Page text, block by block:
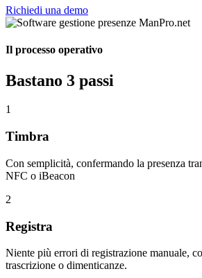
Richiedi una demo
Il processo operativo
Bastano 3 passi
1
Timbra
Con semplicità, confermando la presenza
NFC o iBeacon
2
Registra
Niente più errori di registrazione manuale,
trascrizione o dimenticanze.